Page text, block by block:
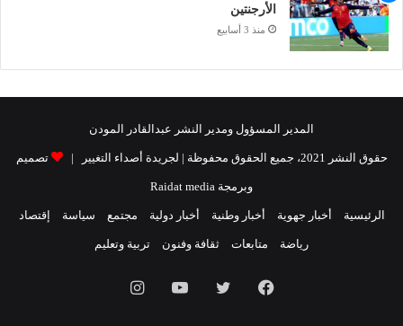
الأرجنتين
منذ 3 أسابيع
المدير المسؤول ومدير النشر عبدالقادر المودن
حقوق النشر 2021، جميع الحقوق محفوظة | لجريدة أصداء التغيير | تصميم
وبرمجة Raidat media
الرئيسية أخبار جهوية أخبار وطنية أخبار دولية مجتمع سياسة إقتصاد
رياضة متابعات ثقافة وفنون تربية وتعليم
فيسبوك تويتر يوتيوبانستقرام